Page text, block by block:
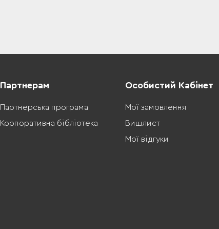
Партнерам
Партнерська програма
Корпоративна бібліотека
Особистий Кабінет
Мої замовлення
Вишлист
Мої відгуки